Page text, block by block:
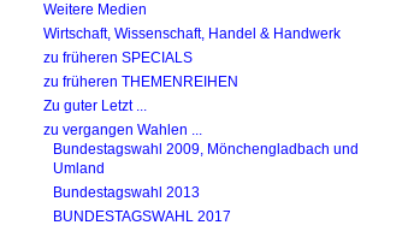
Weitere Medien
Wirtschaft, Wissenschaft, Handel & Handwerk
zu früheren SPECIALS
zu früheren THEMENREIHEN
Zu guter Letzt ...
zu vergangen Wahlen ...
Bundestagswahl 2009, Mönchengladbach und
Umland
Bundestagswahl 2013
BUNDESTAGSWAHL 2017